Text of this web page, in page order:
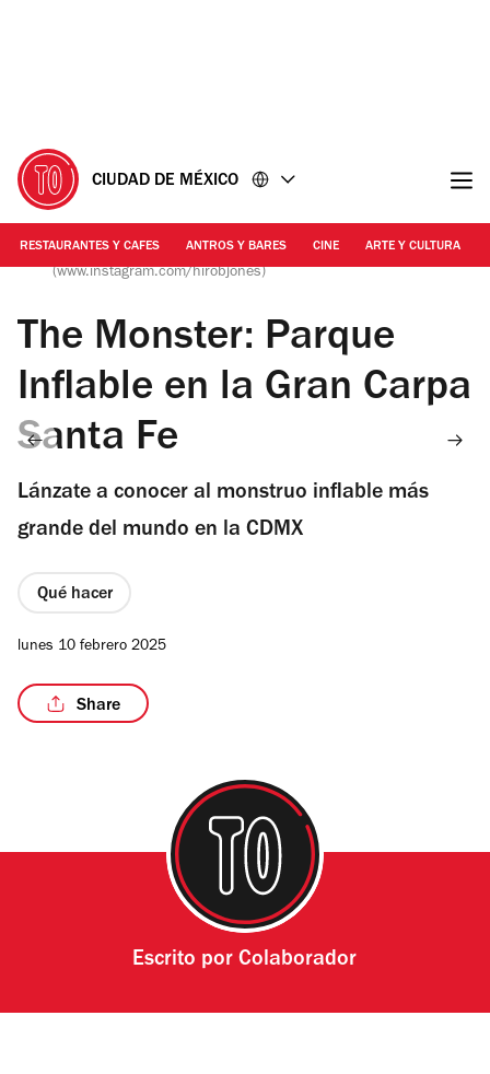
CIUDAD DE MÉXICO
RESTAURANTES Y CAFES ANTROS Y BARES CINE ARTE Y CULTURA
Foto: Cortesía The Monster | © Photography by Rob Jones
(www.instagram.com/hirobjones)
The Monster: Parque
Inflable en la Gran Carpa
Santa Fe
Lánzate a conocer al monstruo inflable más
grande del mundo en la CDMX
Qué hacer
lunes 10 febrero 2025
Share
Escrito porColaborador